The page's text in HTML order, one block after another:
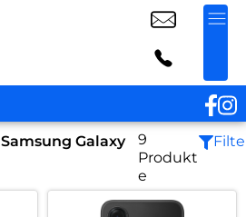
Samsung Galaxy
9
Produkt
e